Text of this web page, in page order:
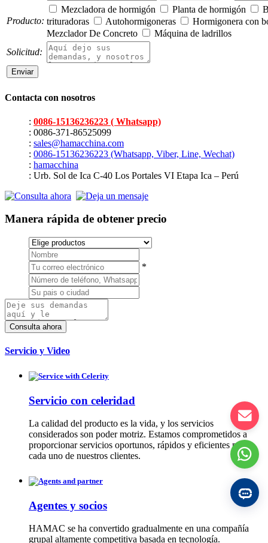
Producto:
Mezcladora de hormigón Planta de hormigón
trituradoras
Autohormigoneras
Hormigonera con
Mezclador De Concreto
Máquina de ladrillos
Solicitud:
Contacta con nosotros
: 0086-15136236223 ( Whatsapp)
: 0086-371-86525099
: sales@hamacchina.com
: 0086-15136236223 (Whatsapp, Viber, Line, Wechat)
: hamacchina
: Urb. Sol de Ica C-40 Los Portales VI Etapa Ica – Perú
Manera rápida de obtener precio
*
Servicio y Video
Servicio con celeridad
La calidad del producto es la vida, y los servicios
considerados son poder motriz. Estamos comprometidos a
proporcionar servicios oportunos, rápidos y eficientes para
cada uno de nuestros clientes.
Agentes y socios
HAMAC se ha convertido gradualmente en una compañía
grupal altamente competitiva basada en tecnología.